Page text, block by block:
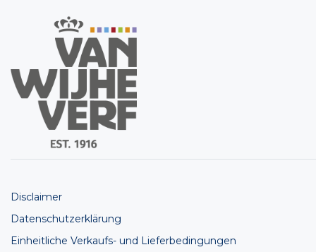
Disclaimer
Datenschutzerklärung
Einheitliche Verkaufs- und Lieferbedingungen